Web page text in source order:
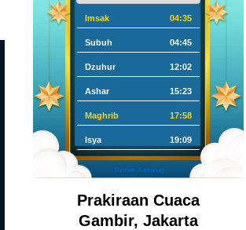
Imsak 04:35
Subuh 04:45
Dzuhur 12:02
Ashar 15:23
Maghrib 17:58
Isya 19:09
Sumber: Kemenag
Prakiraan Cuaca
Gambir, Jakarta